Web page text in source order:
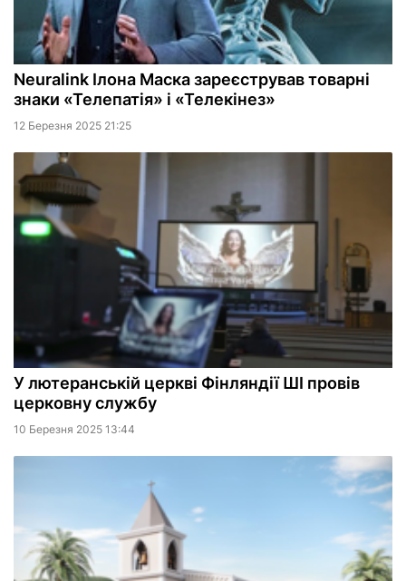
Neuralink Ілона Маска зареєстрував товарні
знаки «Телепатія» і «Телекінез»
12 Березня 2025 21:25
У лютеранській церкві Фінляндії ШІ провів
церковну службу
10 Березня 2025 13:44